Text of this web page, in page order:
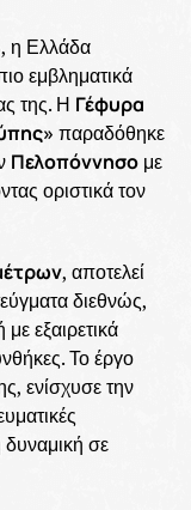
, η Ελλάδα
εμβληματικά
της. Η Γέφυρα
παραδόθηκε
Πελοπόννησομε
οριστικά τον
, αποτελεί
διεθνώς,
εξαιρετικά
Το έργο
ενίσχυσε την
σε